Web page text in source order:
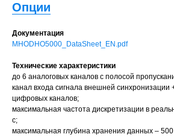
Опции
Документация
MHODHO5000_DataSheet_EN.pdf
Технические характеристики
до 6 аналоговых каналов с полосой
канал входа сигнала внешней синхронизации
цифровых каналов;
максимальная частота дискретизации в
с;
максимальная глубина хранения данных –